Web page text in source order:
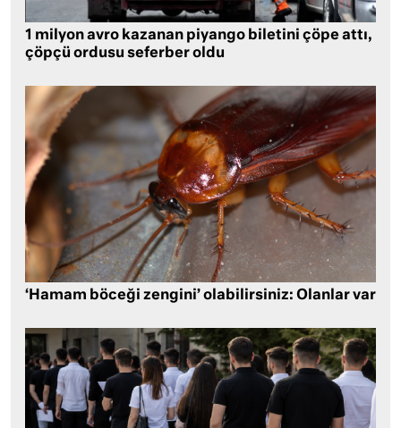
1 milyon avro kazanan piyango biletini çöpe attı,
çöpçü ordusu seferber oldu
‘Hamam böceği zengini’ olabilirsiniz: Olanlar var